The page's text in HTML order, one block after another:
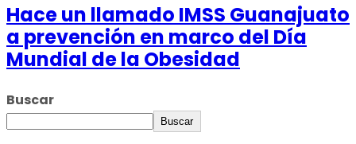
Hace un llamado IMSS Guanajuato
a prevención en marco del Día
Mundial de la Obesidad
Buscar
Buscar